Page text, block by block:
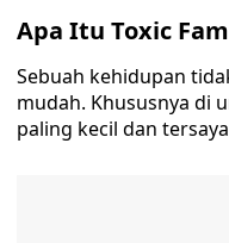
Apa Itu Toxic
Sebuah kehidupan
mudah. Khususnya di
paling kecil dan